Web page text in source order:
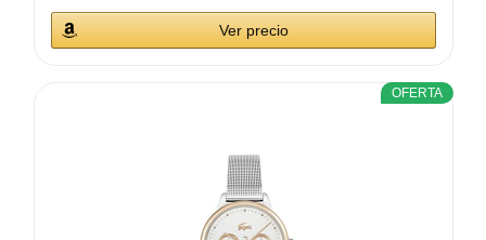
Ver precio
OFERTA